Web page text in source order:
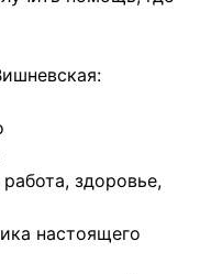
здоровье,
настоящего